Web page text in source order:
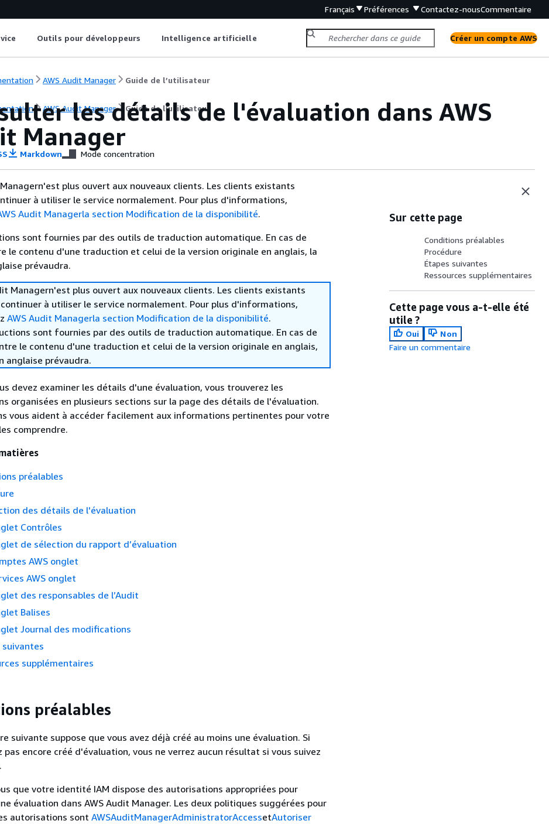
Français Préférences Contactez-nousCommentaire
Outils pour développeurs Intelligence artificielle Créer un compte AWS
AWS Audit Manager Guide de l’utilisateur
AWS Audit Manager Guide de l’utilisateur
les détails de l'évaluation dans AWS
Manager
Markdown Mode concentration
plus ouvert aux nouveaux clients. Les clients existants
à utiliser le service normalement. Pour plus d'informations,
Audit Managerla section Modification de la disponibilité.
sont fournies par des outils de traduction automatique. En cas de
le contenu d'une traduction et celui de la version originale en anglais, la
prévaudra.
Managern'est plus ouvert aux nouveaux clients. Les clients existants
à utiliser le service normalement. Pour plus d'informations,
AWS Audit Managerla section Modification de la disponibilité.
sont fournies par des outils de traduction automatique. En cas de
le contenu d'une traduction et celui de la version originale en anglais,
anglaise prévaudra.
devez examiner les détails d'une évaluation, vous trouverez les
organisées en plusieurs sections sur la page des détails de l'évaluation.
vous aident à accéder facilement aux informations pertinentes pour votre
comprendre.
préalables
des détails de l'évaluation
Contrôles
de sélection du rapport d’évaluation
AWS onglet
AWS onglet
des responsables de l’Audit
Balises
Journal des modifications
suivantes
supplémentaires
préalables
suivante suppose que vous avez déjà créé au moins une évaluation. Si
pas encore créé d'évaluation, vous ne verrez aucun résultat si vous suivez
que votre identité IAM dispose des autorisations appropriées pour
évaluation dans AWS Audit Manager. Les deux politiques suggérées pour
autorisations sont AWSAuditManagerAdministratorAccessetAutoriser
Sur cette page
Conditions préalables
Procédure
Étapes suivantes
Ressources supplémentaires
Cette page vous a-t-elle été
utile ?
Oui
Non
Faire un commentaire